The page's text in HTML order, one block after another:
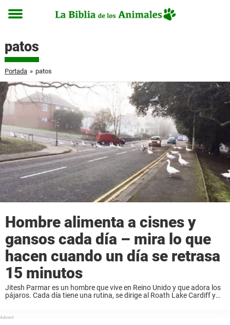
Toggle
patos
Portada » patos
Hombre alimenta a cisnes y
gansos cada día – mira lo que
hacen cuando un día se retrasa
15 minutos
Jitesh Parmar es un hombre que vive en Reino Unido y que adora los
pájaros. Cada día tiene una rutina, se dirige al Roath Lake Cardiff y